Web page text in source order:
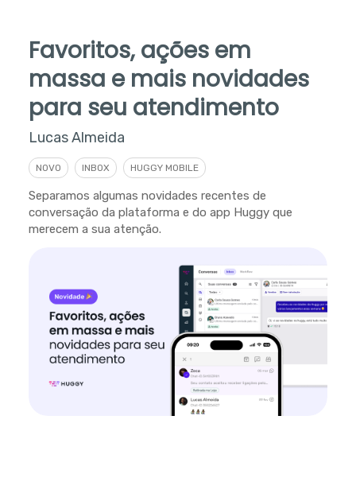
Favoritos, ações em
massa e mais novidades
para seu atendimento
Lucas Almeida
NOVO INBOX HUGGY MOBILE
Separamos algumas novidades recentes de
conversação da plataforma e do app Huggy que
merecem a sua atenção.